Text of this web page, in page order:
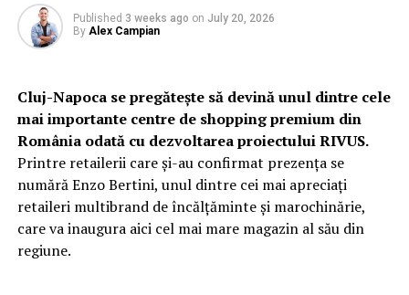
Published 3 weeks ago on July 20, 2026
By Alex Campian
Cluj-Napoca se pregătește să devină unul dintre cele
mai importante centre de shopping premium din
România odată cu dezvoltarea proiectului RIVUS.
Printre retailerii care și-au confirmat prezența se
numără Enzo Bertini, unul dintre cei mai apreciați
retaileri multibrand de încălțăminte și marochinărie,
care va inaugura aici cel mai mare magazin al său din
regiune.